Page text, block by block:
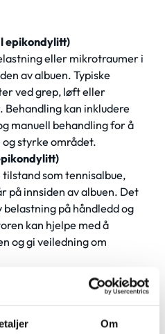
Om
epikondylitt)
eller mikrotraumer i
av albuen. Typiske
ved grep, løft eller
Behandling kan inkludere
manuell behandling for å
styrke området.
som tennisalbue,
på innsiden av albuen. Det
på håndledd og
kan hjelpe med å
og gi veiledning om
kan behandles